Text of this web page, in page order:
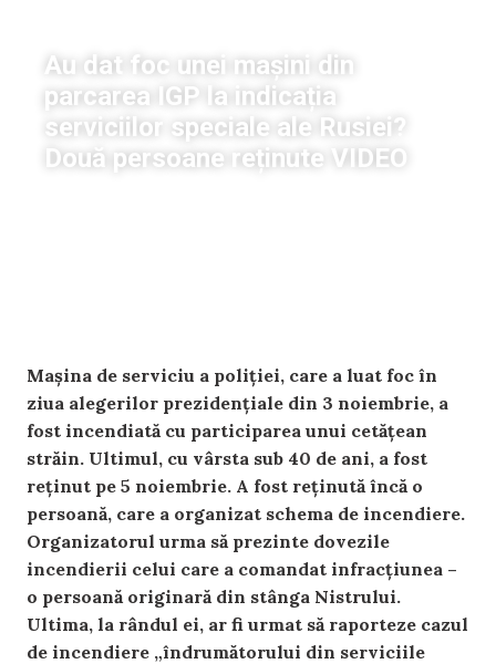
Au dat foc unei mașini din
parcarea IGP la indicația
serviciilor speciale ale Rusiei?
Două persoane reținute VIDEO
Mașina de serviciu a poliției, care a luat foc în
ziua alegerilor prezidențiale din 3 noiembrie, a
fost incendiată cu participarea unui cetățean
străin. Ultimul, cu vârsta sub 40 de ani, a fost
reținut pe 5 noiembrie. A fost reținută încă o
persoană, care a organizat schema de incendiere.
Organizatorul urma să prezinte dovezile
incendierii celui care a comandat infracțiunea –
o persoană originară din stânga Nistrului.
Ultima, la rândul ei, ar fi urmat să raporteze cazul
de incendiere „îndrumătorului din serviciile